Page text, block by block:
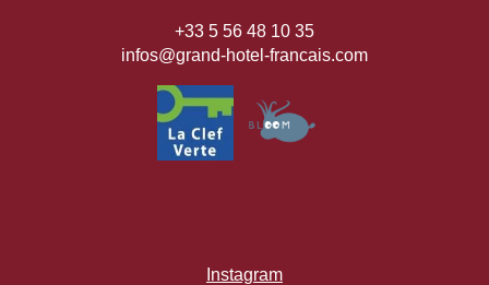
Instagram
+33 5 56 48 10 35
infos@grand-hotel-francais.com